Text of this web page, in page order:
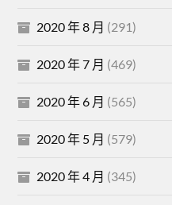
2020 年 8 月 (291)
2020 年 7 月 (469)
2020 年 6 月 (565)
2020 年 5 月 (579)
2020 年 4 月 (345)